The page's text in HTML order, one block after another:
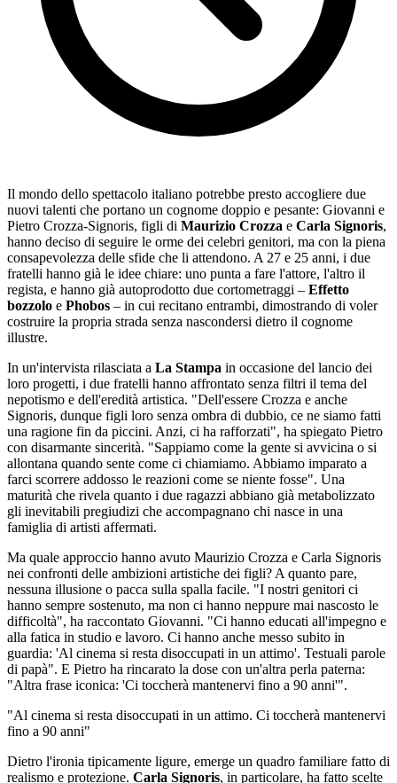
Il mondo dello spettacolo italiano potrebbe presto accogliere due
nuovi talenti che portano un cognome doppio e pesante: Giovanni e
Pietro Crozza-Signoris, figli di Maurizio Crozza e Carla Signoris,
hanno deciso di seguire le orme dei celebri genitori, ma con la piena
consapevolezza delle sfide che li attendono. A 27 e 25 anni, i due
fratelli hanno già le idee chiare: uno punta a fare l'attore, l'altro il
regista, e hanno già autoprodotto due cortometraggi – Effetto
bozzolo e Phobos – in cui recitano entrambi, dimostrando di voler
costruire la propria strada senza nascondersi dietro il cognome
illustre.
In un'intervista rilasciata a La Stampa in occasione del lancio dei
loro progetti, i due fratelli hanno affrontato senza filtri il tema del
nepotismo e dell'eredità artistica. "Dell'essere Crozza e anche
Signoris, dunque figli loro senza ombra di dubbio, ce ne siamo fatti
una ragione fin da piccini. Anzi, ci ha rafforzati", ha spiegato Pietro
con disarmante sincerità. "Sappiamo come la gente si avvicina o si
allontana quando sente come ci chiamiamo. Abbiamo imparato a
farci scorrere addosso le reazioni come se niente fosse". Una
maturità che rivela quanto i due ragazzi abbiano già metabolizzato
gli inevitabili pregiudizi che accompagnano chi nasce in una
famiglia di artisti affermati.
Ma quale approccio hanno avuto Maurizio Crozza e Carla Signoris
nei confronti delle ambizioni artistiche dei figli? A quanto pare,
nessuna illusione o pacca sulla spalla facile. "I nostri genitori ci
hanno sempre sostenuto, ma non ci hanno neppure mai nascosto le
difficoltà", ha raccontato Giovanni. "Ci hanno educati all'impegno e
alla fatica in studio e lavoro. Ci hanno anche messo subito in
guardia: 'Al cinema si resta disoccupati in un attimo'. Testuali parole
di papà". E Pietro ha rincarato la dose con un'altra perla paterna:
"Altra frase iconica: 'Ci toccherà mantenervi fino a 90 anni'".
"Al cinema si resta disoccupati in un attimo. Ci toccherà mantenervi
fino a 90 anni"
Dietro l'ironia tipicamente ligure, emerge un quadro familiare fatto di
realismo e protezione. Carla Signoris, in particolare, ha fatto scelte